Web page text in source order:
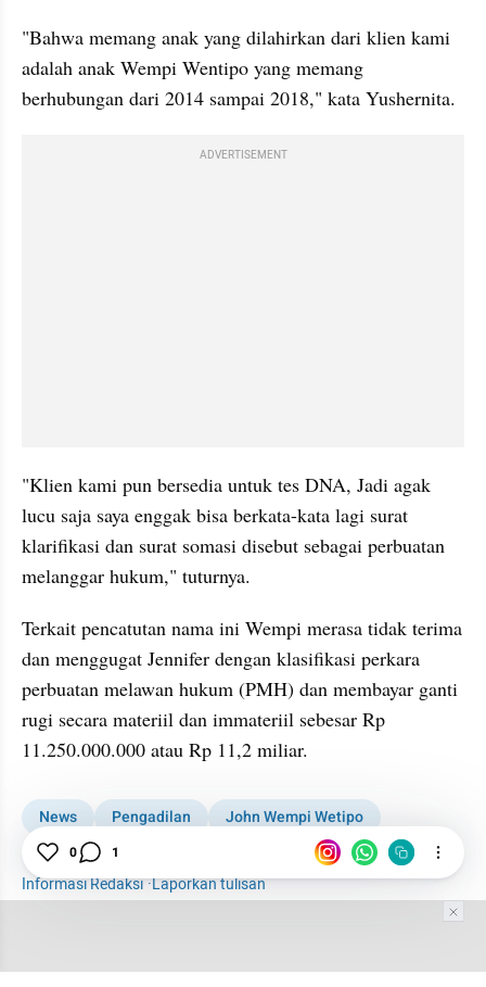
"Bahwa memang anak yang dilahirkan dari klien kami
adalah anak Wempi Wentipo yang memang
berhubungan dari 2014 sampai 2018," kata Yushernita.
ADVERTISEMENT
"Klien kami pun bersedia untuk tes DNA, Jadi agak
lucu saja saya enggak bisa berkata-kata lagi surat
klarifikasi dan surat somasi disebut sebagai perbuatan
melanggar hukum," tuturnya.
Terkait pencatutan nama ini Wempi merasa tidak terima
dan menggugat Jennifer dengan klasifikasi perkara
perbuatan melawan hukum (PMH) dan membayar ganti
rugi secara materiil dan immateriil sebesar Rp
11.250.000.000 atau Rp 11,2 miliar.
News Pengadilan
John Wempi Wetipo
Veronica Jennifer
Informasi Redaksi·Laporkan tulisan
0 1